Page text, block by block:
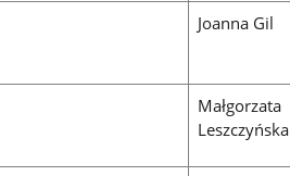
Joanna Gil
Małgorzata
Leszczyńska